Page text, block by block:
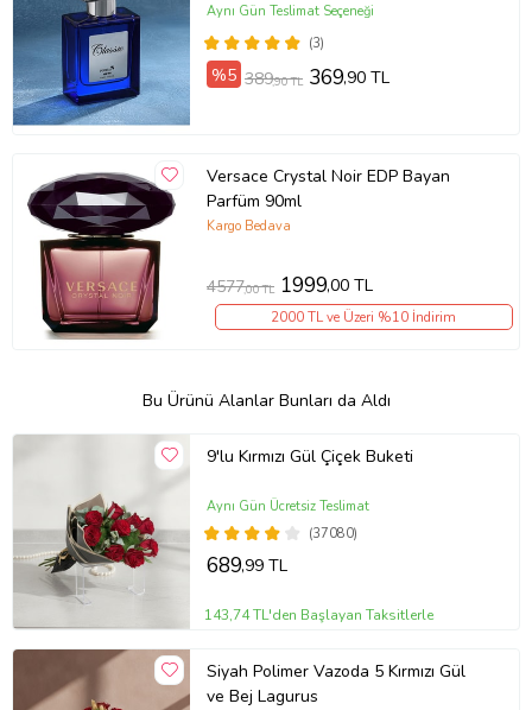
(3)
Aynı Gün Teslimat Seçeneği
%5 389,90 TL 369,90 TL
Versace Crystal Noir EDP Bayan
Parfüm 90ml
Kargo Bedava
4577,00 TL 1999,00 TL
2000 TL ve Üzeri %10 İndirim
Bu Ürünü Alanlar Bunları da Aldı
9'lu Kırmızı Gül Çiçek Buketi
(37080)
Aynı Gün Ücretsiz Teslimat
689,99 TL
143,74 TL'den Başlayan Taksitlerle
Siyah Polimer Vazoda 5 Kırmızı Gül
ve Bej Lagurus